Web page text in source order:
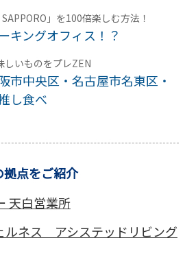
」を100倍楽しむ方法！
キングオフィス！？
いものをプレZEN
市中央区・名古屋市名東区・
し食べ
拠点をご紹介
天白営業所
ルネス アシステッドリビング